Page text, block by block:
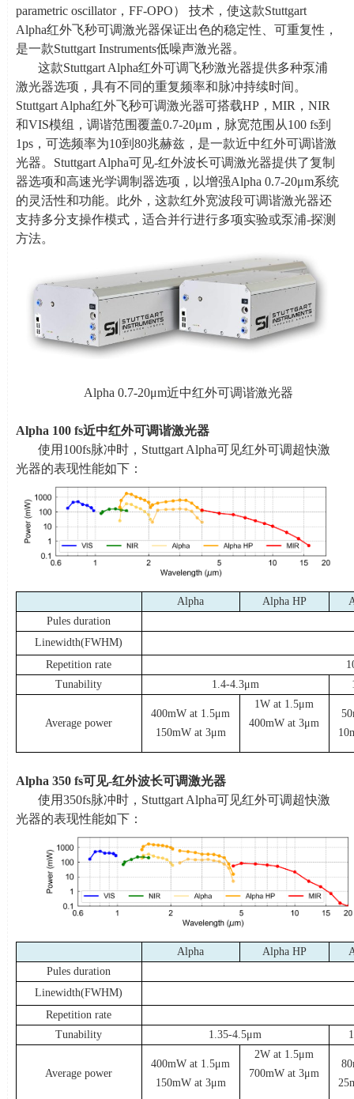
parametric oscillator， FF-OPO） 技术，使这款Stuttgart
Alpha红外飞秒可调激光器保证出色的稳定性、可重复性，
是一款Stuttgart Instruments低噪声激光器。
这款Stuttgart Alpha红外可调飞秒激光器提供多种泵浦
激光器选项，具有不同的重复频率和脉冲持续时间。
Stuttgart Alpha红外飞秒可调激光器可搭载HP， MIR ， NIR
和VIS模组，调谐范围覆盖0.7-20μm，脉宽范围从100 fs到
1ps，可选频率为10到 80兆赫兹，是一款近中红外可调谐激
光器。 Stuttgart Alpha可见-红外波长可调激光器提供了复制
器选项和高速光学调制器选项，以增强Alpha 0.7-20μm系统
的灵活性和功能。此外，这款红外宽波段可调谐激光器还
支持多分支操作模式，适合并行进行多项实验或泵浦-探测
方法。
Alpha 0.7-20μm近中红外可调谐激光器
Alpha 100 fs近中红外可调谐激光器
使用 100fs脉冲时， Stuttgart Alpha可见红外可调超快激
光器的表现性能如下：
Alpha Alpha HP
Pules duration
Linewidth(FWHM)
Repetition rate
Tunability
1.4-4.3μm
Average power
400mW at 1.5μm
150mW at 3μm
1W at 1.5μm
400mW at 3μm
Alpha 350 fs可见-红外波长可调激光器
使用350fs脉冲时， Stuttgart Alpha可见红外可调超快激
光器的表现性能如下：
Alpha Alpha HP
Pules duration
Linewidth(FWHM)
Repetition rate
Tunability
1.35-4.5μm
Average power
400mW at 1.5μm
150mW at 3μm
2W at 1.5μm
700mW at 3μm